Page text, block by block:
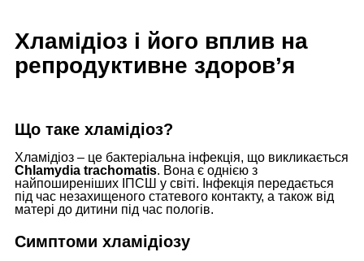
Хламідіоз і його вплив на
репродуктивне здоров’я
Що таке хламідіоз?
Хламідіоз – це бактеріальна інфекція, що викликається
Chlamydia trachomatis. Вона є однією з
найпоширеніших ІПСШ у світі. Інфекція передається
під час незахищеного статевого контакту, а також від
матері до дитини під час пологів.
Симптоми хламідіозу